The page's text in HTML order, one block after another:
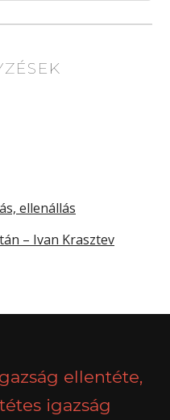
ellenállás
– Ivan Krasztev
ellentéte,
igazság